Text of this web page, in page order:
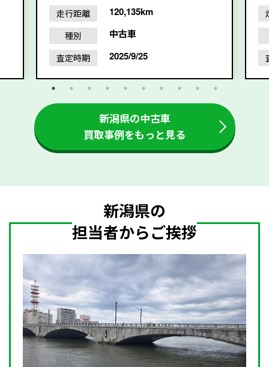
走行距離 120,135km
種別 中古車
査定時期 2025/9/25
新潟県の中古車
買取事例をもっと見る
新潟県の
担当者からご挨拶